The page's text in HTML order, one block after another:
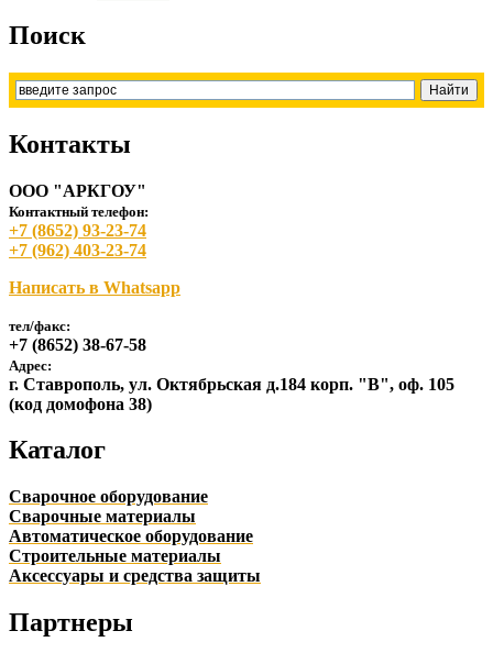
Поиск
Контакты
ООО "АРКГОУ"
Контактный телефон:
+7 (8652) 93-23-74
+7 (962) 403-23-74
Написать в Whatsapp
тел/факс:
+7 (8652) 38-67-58
Адрес:
г. Ставрополь, ул. Октябрьская д.184 корп. "В", оф. 105
(код домофона 38)
Каталог
Сварочное оборудование
Сварочные материалы
Автоматическое оборудование
Строительные материалы
Аксессуары и средства защиты
Партнеры